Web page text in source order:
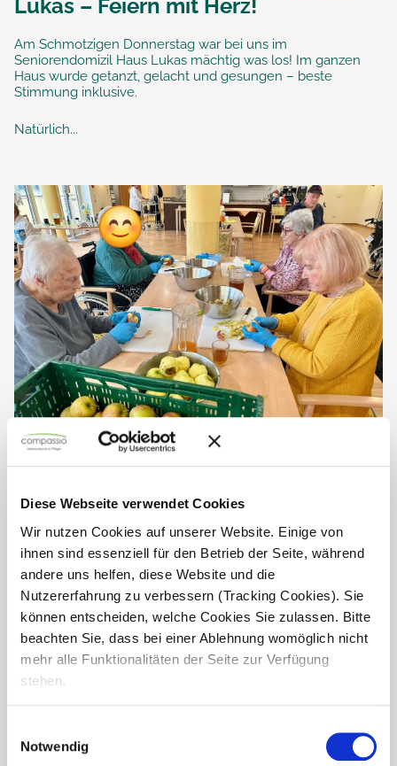
Diese Webseite verwendet Cookies
Wir nutzen Cookies auf unserer Website. Einige von
ihnen sind essenziell für den Betrieb der Seite, während
andere uns helfen, diese Website und die
Nutzererfahrung zu verbessern (Tracking Cookies). Sie
können entscheiden, welche Cookies Sie zulassen. Bitte
beachten Sie, dass bei einer Ablehnung womöglich nicht
mehr alle Funktionalitäten der Seite zur Verfügung
stehen.
Notwendig
Lukas – Feiern mit Herz!
Am Schmotzigen Donnerstag war bei uns im
Seniorendomizil Haus Lukas mächtig was los! Im ganzen
Haus wurde getanzt, gelacht und gesungen – beste
Stimmung inklusive.
Natürlich...
Apfelküchle zum Valentinstag im
Im Seniorendomizil Haus Lukas haben unsere
Bewohnerinnen gemeinsam Äpfel gewaschen, geschält
und geschnitten, um zum Valentinstag leckere Apfelküchle
zuzubereiten. Die Vorbereitungen machten allen großen
Spaß, und die...